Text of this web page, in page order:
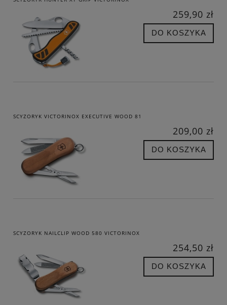
259,90 zł
DO KOSZYKA
SCYZORYK VICTORINOX EXECUTIVE WOOD 81
209,00 zł
DO KOSZYKA
SCYZORYK NAILCLIP WOOD 580 VICTORINOX
254,50 zł
DO KOSZYKA